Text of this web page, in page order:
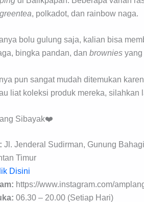
greentea, polkadot, dan rainbow naga.
bolu gulung saja, kalian bisa
bingka pandan, dan brownies yang
pun sangat mudah ditemukan
liat koleksi produk mereka, silahkan
Sibayak❤️
Jl. Jenderal Sudirman, Gunung
Timur
Disini
https://www.instagram.com/
06.30 – 20.00 (Setiap Hari)